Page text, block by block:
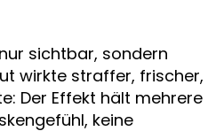
sichtbar, sondern
wirkte straffer, frischer,
Der Effekt hält mehrere
keine